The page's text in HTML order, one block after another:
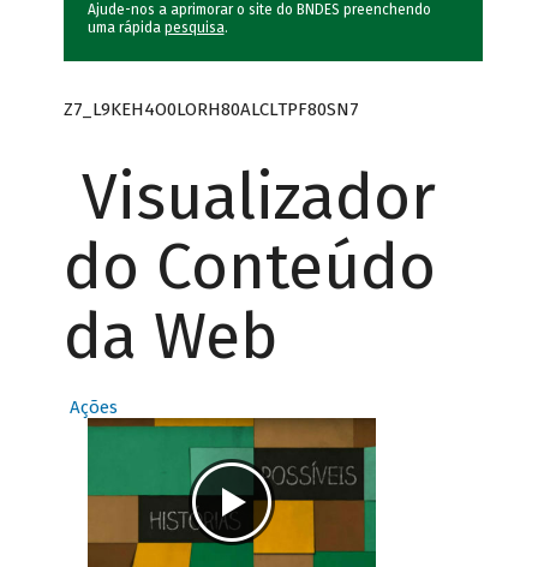
Ajude-nos a aprimorar o site do BNDES preenchendo
uma rápida pesquisa.
Z7_L9KEH4O0LORH80ALCLTPF80SN7
Visualizador
do Conteúdo
da Web
Ações